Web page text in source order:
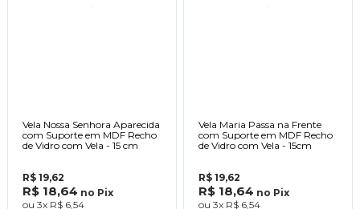
Vela Nossa Senhora Aparecida
com Suporte em MDF Recho
de Vidro com Vela - 15 cm
R$ 19,62
R$ 18,64 no Pix
ou 3x R$ 6,54
Vela Maria Passa na Frente
com Suporte em MDF Recho
de Vidro com Vela - 15cm
R$ 19,62
R$ 18,64 no Pix
ou 3x R$ 6,54